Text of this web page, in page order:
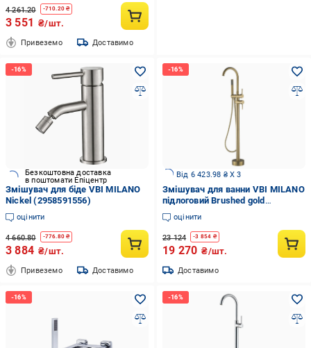
4 261.20 -710.20 ₴
3 551 ₴/шт.
Привеземо Доставимо
Безкоштовна доставка
в поштомати Епіцентр
Змішувач для біде VBI MILANO
Nickel (2958591556)
оцінити
4 660.80 -776.80 ₴
3 884 ₴/шт.
Привеземо Доставимо
Від 6 423.98 ₴ X 3
Змішувач для ванни VBI MILANO
підлоговий Brushed gold
(2958591560)
оцінити
23 124 -3 854 ₴
19 270 ₴/шт.
Доставимо